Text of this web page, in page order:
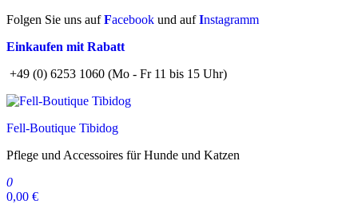
Zum
springen
Folgen Sie uns aufFacebook und aufInstagramm
Einkaufen mit Rabatt
+49 (0) 6253 1060 (Mo - Fr 11 bis 15 Uhr)
Fell-Boutique Tibidog
Pflege und Accessoires für Hunde und Katzen
0
0,00 €